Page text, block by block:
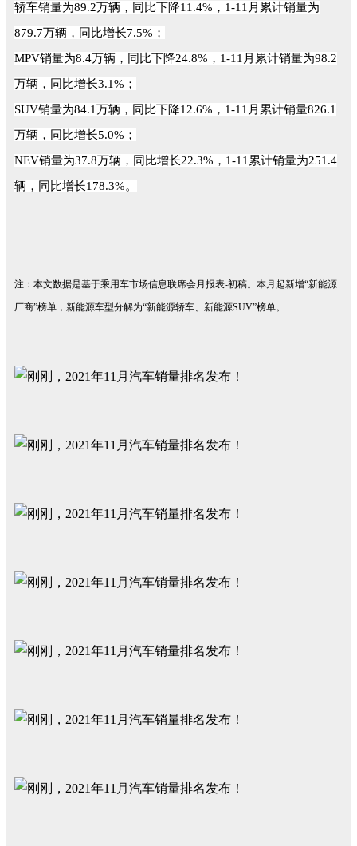
轿车销量为89.2万辆，同比下降11.4%，1-11月累计销量为
879.7万辆，同比增长7.5%；
MPV销量为8.4万辆，同比下降24.8%，1-11月累计销量为98.2
万辆，同比增长3.1%；
SUV销量为84.1万辆，同比下降12.6%，1-11月累计销量826.1
万辆，同比增长5.0%；
NEV销量为37.8万辆，同比增长22.3%，1-11累计销量为251.4
辆，同比增长178.3%。
注：本文数据是基于乘用车市场信息联席会月报表-初稿。本月起新增“新能源
厂商”榜单，新能源车型分解为“新能源轿车、新能源SUV”榜单。